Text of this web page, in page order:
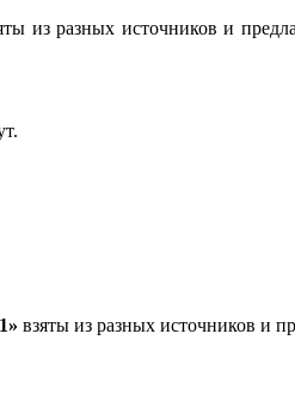
из разных источников и
взяты из разных источников и